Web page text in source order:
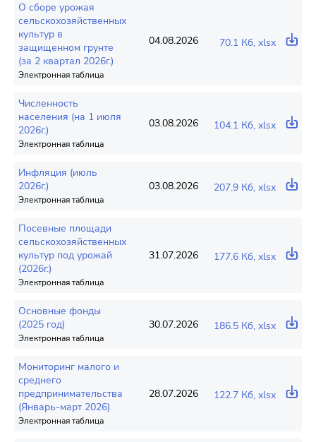
О сборе урожая
сельскохозяйственных
культур в
защищенном грунте
(за 2 квартал 2026г.)
Электронная таблица
04.08.2026 70.1 Кб, xlsx
Численность
населения (на 1 июля
2026г.)
Электронная таблица
03.08.2026 104.1 Кб, xlsx
Инфляция (июль
2026г.)
Электронная таблица
03.08.2026 207.9 Кб, xlsx
Посевные площади
сельскохозяйственных
культур под урожай
(2026г.)
Электронная таблица
31.07.2026 177.6 Кб, xlsx
Основные фонды
(2025 год)
Электронная таблица
30.07.2026 186.5 Кб, xlsx
Мониторинг малого и
среднего
предпринимательства
(Январь-март 2026)
Электронная таблица
28.07.2026 122.7 Кб, xlsx